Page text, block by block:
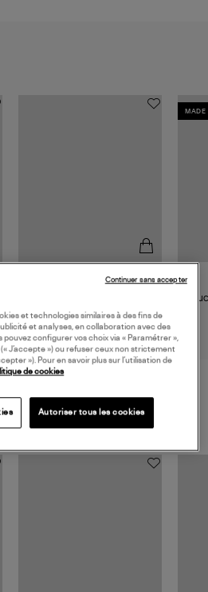
930,00 €
STONE PARIS
l'unité)
MADE
VUS
et technologies similaires à des fins de
et analyses, en collaboration avec des
pouvez configurer vos choix via « Paramétrer »,
J’accepte ») ou refuser ceux non strictement
»). Pour en savoir plus sur l’utilisation de
de cookies
Autoriser tous les cookies
Continuer sans accepter